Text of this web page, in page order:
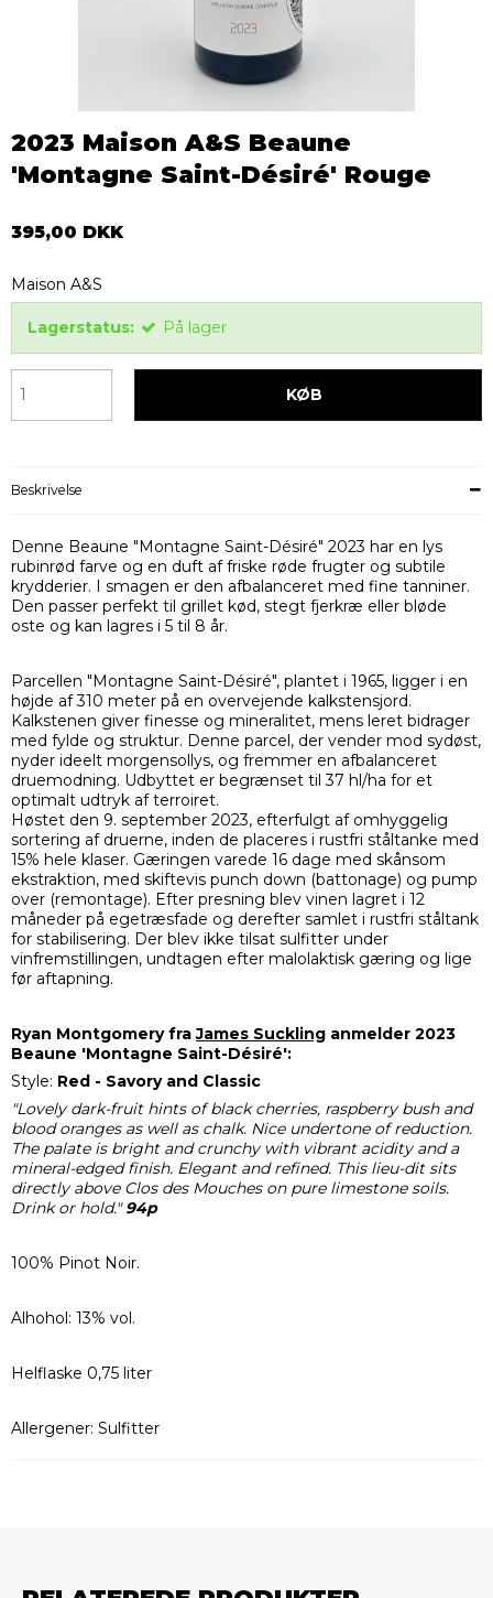
2023 Maison A&S Beaune
'Montagne Saint-Désiré' Rouge
395,00 DKK
Maison A&S
Lagerstatus: På lager
KØB
Beskrivelse
Denne Beaune "Montagne Saint-Désiré" 2023 har en lys
rubinrød farve og en duft af friske røde frugter og subtile
krydderier. I smagen er den afbalanceret med fine tanniner.
Den passer perfekt til grillet kød, stegt fjerkræ eller bløde
oste og kan lagres i 5 til 8 år.
Parcellen "Montagne Saint-Désiré", plantet i 1965, ligger i en
højde af 310 meter på en overvejende kalkstensjord.
Kalkstenen giver finesse og mineralitet, mens leret bidrager
med fylde og struktur. Denne parcel, der vender mod sydøst,
nyder ideelt morgensollys, og fremmer en afbalanceret
druemodning. Udbyttet er begrænset til 37 hl/ha for et
optimalt udtryk af terroiret.
Høstet den 9. september 2023, efterfulgt af omhyggelig
sortering af druerne, inden de placeres i rustfri ståltanke med
15% hele klaser. Gæringen varede 16 dage med skånsom
ekstraktion, med skiftevis punch down (battonage) og pump
over (remontage). Efter presning blev vinen lagret i 12
måneder på egetræsfade og derefter samlet i rustfri ståltank
for stabilisering. Der blev ikke tilsat sulfitter under
vinfremstillingen, undtagen efter malolaktisk gæring og lige
før aftapning.
Ryan Montgomery fraJames Suckling anmelder 2023
Beaune 'Montagne Saint-Désiré':
Style: Red - Savory and Classic
"Lovely dark-fruit hints of black cherries, raspberry bush and
blood oranges as well as chalk. Nice undertone of reduction.
The palate is bright and crunchy with vibrant acidity and a
mineral-edged finish. Elegant and refined. This lieu-dit sits
directly above Clos des Mouches on pure limestone soils.
Drink or hold."94p
100% Pinot Noir.
Alhohol: 13% vol.
Helflaske 0,75 liter
Allergener: Sulfitter